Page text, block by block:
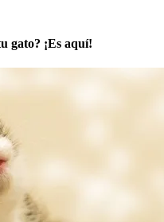
gato? ¡Es aquí!